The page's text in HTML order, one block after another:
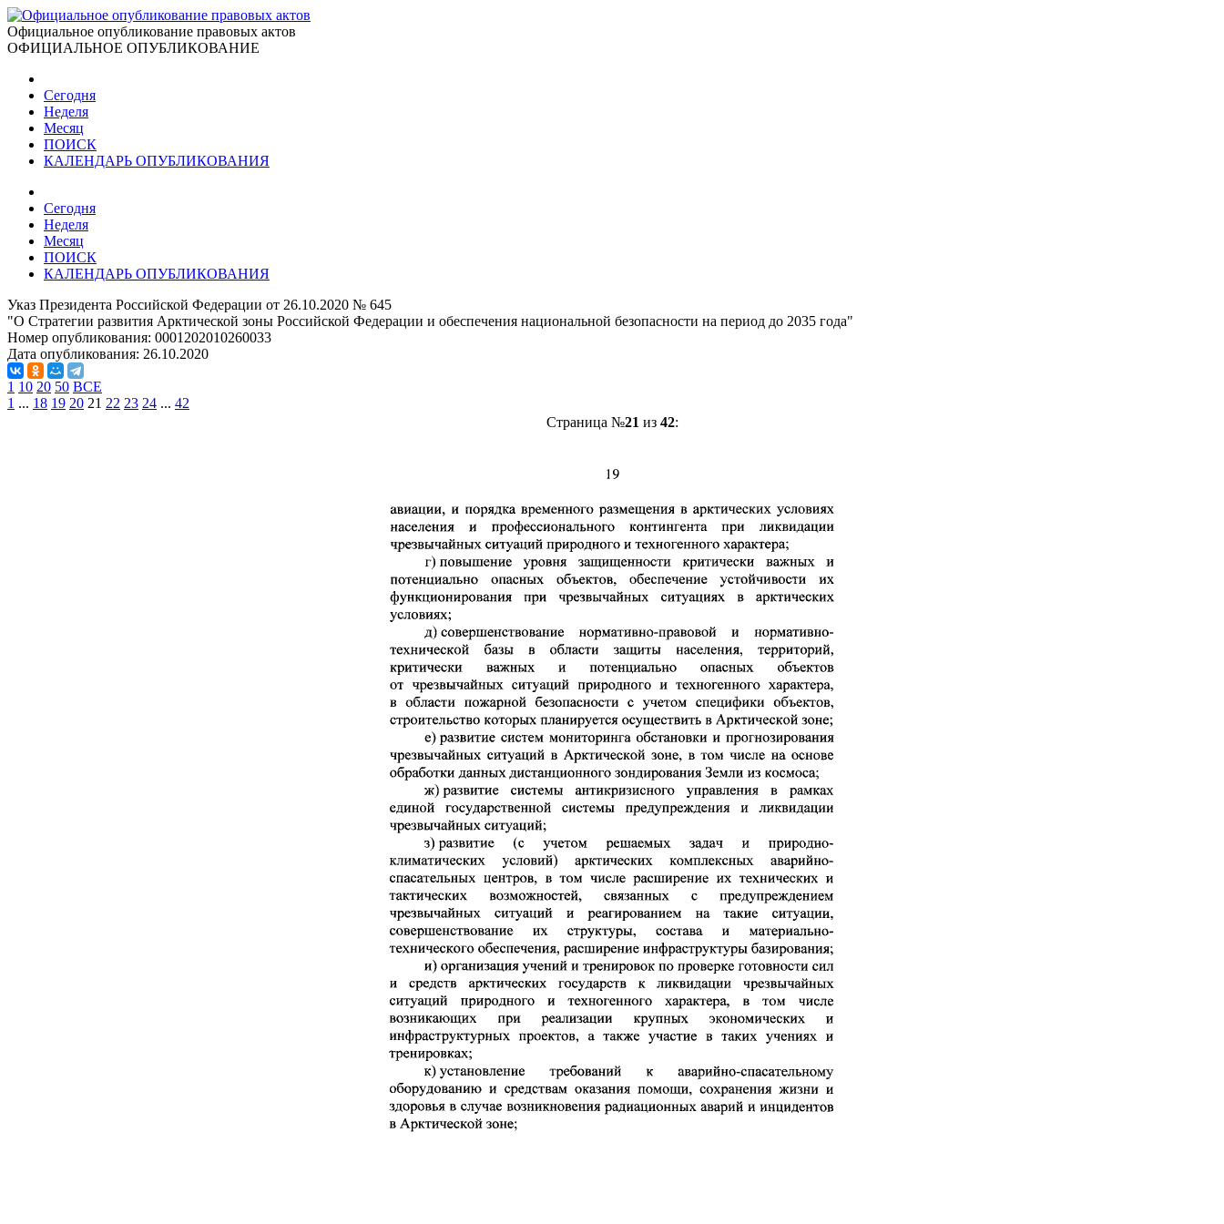
Официальное опубликование правовых актов
ОФИЦИАЛЬНОЕ ОПУБЛИКОВАНИЕ
Сегодня
Неделя
Месяц
ПОИСК
КАЛЕНДАРЬ ОПУБЛИКОВАНИЯ
Сегодня
Неделя
Месяц
ПОИСК
КАЛЕНДАРЬ ОПУБЛИКОВАНИЯ
Указ Президента Российской Федерации от 26.10.2020 № 645
"О Стратегии развития Арктической зоны Российской Федерации и обеспечения национальной безопасности на период до 2035 года"
Номер опубликования: 0001202010260033
Дата опубликования: 26.10.2020
1 10 20 50 ВСЕ
1 ... 18 19 20 21 22 23 24 ... 42
Страница №21 из 42: